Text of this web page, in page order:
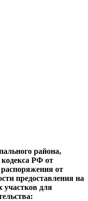
района,
кодекса РФ от
от
предоставления на
участков для